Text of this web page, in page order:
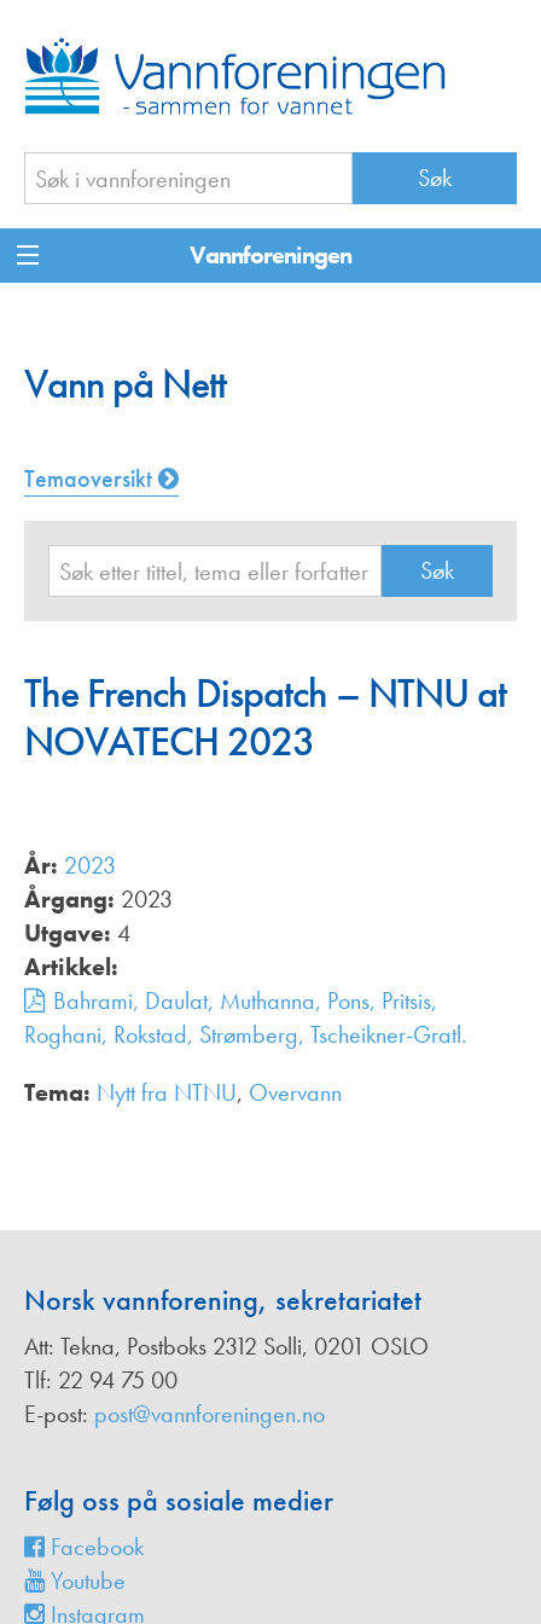
Vannforeningen
Vann på Nett
Temaoversikt
The French Dispatch – NTNU at
NOVATECH 2023
År: 2023
Årgang: 2023
Utgave: 4
Artikkel:
Bahrami, Daulat, Muthanna, Pons, Pritsis,
Roghani, Rokstad, Strømberg, Tscheikner-Gratl.
Tema: Nytt fra NTNU, Overvann
Norsk vannforening, sekretariatet
Att: Tekna, Postboks 2312 Solli, 0201 OSLO
Tlf: 22 94 75 00
E-post: post@vannforeningen.no
Følg oss på sosiale medier
Facebook
Youtube
Instagram